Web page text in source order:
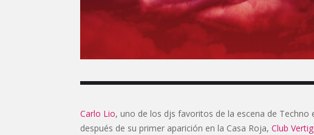
Carlo Lio, uno de los djs favoritos de la escena de Techno
después de su primer aparición en la Casa Roja, Club